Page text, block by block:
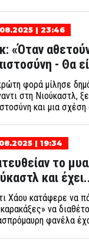
| 23:46
«Όταν
- Θα
φορά μίλησε
στη Νιούκαστλ,
και μια σχέση
| 19:34
το
και
Χάου κατάφερε να
να
φανέλα